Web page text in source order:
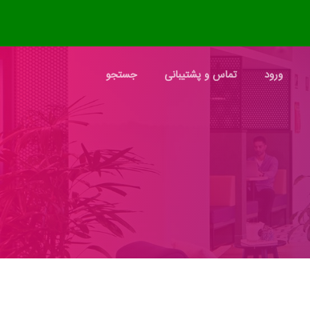
ورود تماس و پشتیبانی جستجو